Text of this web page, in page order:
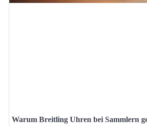
Warum Breitling Uhren bei Sammlern